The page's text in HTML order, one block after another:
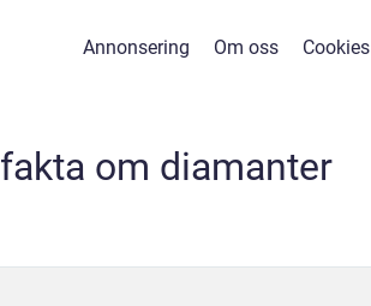
Annonsering Om oss Cookies
fakta om diamanter